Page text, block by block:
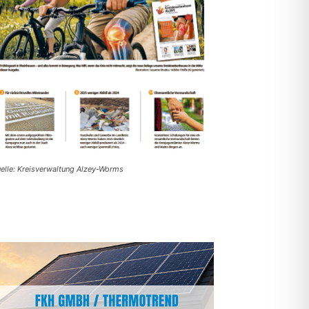
Kreisverwaltung Alzey-Worms